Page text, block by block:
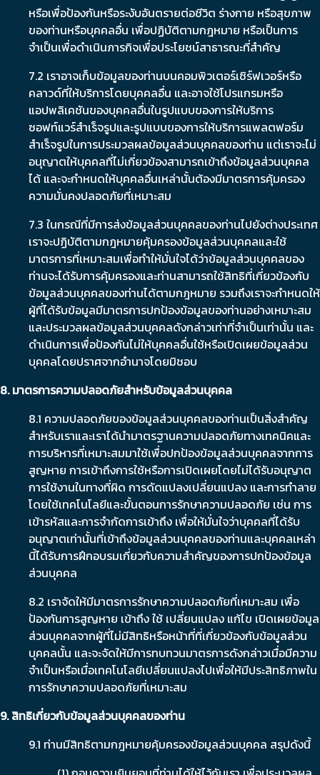
หรือเพื่อป้องกันหรือระงับอันตรายต่อชีวิต ร่างกาย หรือสุขภาพ
ของท่านหรือบุคคลอื่น เพื่อปฏิบัติตามกฎหมาย หรือเป็นการ
จำเป็นเพื่อดำเนินภารกิจเพื่อประโยชน์สาธารณะที่สำคัญ
7.2 เราอาจเก็บข้อมูลของท่านบนคอมพิวเตอร์เซิร์ฟเวอร์หรือ
คลาวด์ที่ให้บริการโดยบุคคลอื่น และอาจใช้โปรแกรมหรือ
แอปพลิเคชันของบุคคลอื่นในรูปแบบของการให้บริการ
ซอฟท์แวร์สำเร็จรูปและรูปแบบของการให้บริการแพลตฟอร์ม
สำเร็จรูปในการประมวลผลข้อมูลส่วนบุคคลของท่าน แต่เราจะไม่
อนุญาตให้บุคคลที่ไม่เกี่ยวข้องสามารถเข้าถึงข้อมูลส่วนบุคคล
ได้ และจะกำหนดให้บุคคลอื่นเหล่านั้นต้องมีมาตรการคุ้มครอง
ความมั่นคงปลอดภัยที่เหมาะสม
7.3 ในกรณีที่มีการส่งข้อมูลส่วนบุคคลของท่านไปยังต่างประเทศ
เราจะปฏิบัติตามกฎหมายคุ้มครองข้อมูลส่วนบุคคลและใช้
มาตรการที่เหมาะสมเพื่อทำให้มั่นใจได้ว่าข้อมูลส่วนบุคคลของ
ท่านจะได้รับการคุ้มครองและท่านสามารถใช้สิทธิที่เกี่ยวข้องกับ
ข้อมูลส่วนบุคคลของท่านได้ตามกฎหมาย รวมถึงเราจะกำหนดให้
ผู้ที่ได้รับข้อมูลมีมาตรการปกป้องข้อมูลของท่านอย่างเหมาะสม
และประมวลผลข้อมูลส่วนบุคคลดังกล่าวเท่าที่จำเป็นเท่านั้น และ
ดำเนินการเพื่อป้องกันไม่ให้บุคคลอื่นใช้หรือเปิดเผยข้อมูลส่วน
บุคคลโดยปราศจากอำนาจโดยมิชอบ
8. มาตรการความปลอดภัยสำหรับข้อมูลส่วนบุคคล
8.1 ความปลอดภัยของข้อมูลส่วนบุคคลของท่านเป็นสิ่งสำคัญ
สำหรับเราและเราได้นำมาตรฐานความปลอดภัยทางเทคนิคและ
การบริหารที่เหมาะสมมาใช้เพื่อปกป้องข้อมูลส่วนบุคคลจากการ
สูญหาย การเข้าถึงการใช้หรือการเปิดเผยโดยไม่ได้รับอนุญาต
การใช้งานในทางที่ผิด การดัดแปลงเปลี่ยนแปลง และการทำลาย
โดยใช้เทคโนโลยีและขั้นตอนการรักษาความปลอดภัย เช่น การ
เข้ารหัสและการจำกัดการเข้าถึง เพื่อให้มั่นใจว่าบุคคลที่ได้รับ
อนุญาตเท่านั้นที่เข้าถึงข้อมูลส่วนบุคคลของท่านและบุคคลเหล่า
นี้ได้รับการฝึกอบรมเกี่ยวกับความสำคัญของการปกป้องข้อมูล
ส่วนบุคคล
8.2 เราจัดให้มีมาตรการรักษาความปลอดภัยที่เหมาะสม เพื่อ
ป้องกันการสูญหาย เข้าถึง ใช้ เปลี่ยนแปลง แก้ไข เปิดเผยข้อมูล
ส่วนบุคคลจากผู้ที่ไม่มีสิทธิหรือหน้าที่ที่เกี่ยวข้องกับข้อมูลส่วน
บุคคลนั้น และจะจัดให้มีการทบทวนมาตรการดังกล่าวเมื่อมีความ
จำเป็นหรือเมื่อเทคโนโลยีเปลี่ยนแปลงไปเพื่อให้มีประสิทธิภาพใน
การรักษาความปลอดภัยที่เหมาะสม
9. สิทธิเกี่ยวกับข้อมูลส่วนบุคคลของท่าน
9.1 ท่านมีสิทธิตามกฎหมายคุ้มครองข้อมูลส่วนบุคคล สรุปดังนี้